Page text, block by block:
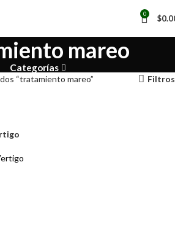
0 $
mareo
Categorías
“tratamiento mareo” Filtros